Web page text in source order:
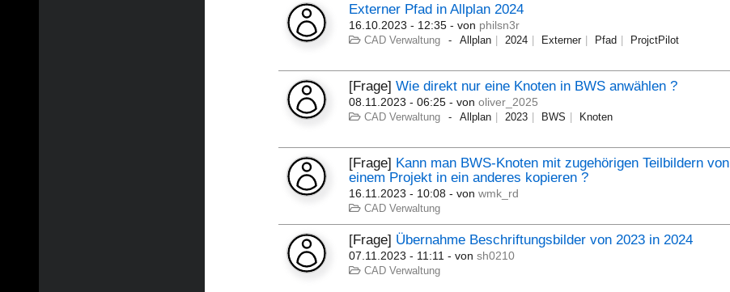
Externer Pfad in Allplan 2024
16.10.2023 - 12:35 - von philsn3r
CAD Verwaltung Allplan 2024 Externer Pfad ProjctPilot
[Frage]Wie direkt nur eine Knoten in BWS anwählen ?
08.11.2023 - 06:25 - vonoliver_2025
CAD Verwaltung Allplan 2023 BWS Knoten
[Frage] Kann man BWS-Knoten mit zugehörigen Teilbildern von
einem Projekt in ein anderes kopieren ?
16.11.2023 - 10:08 - vonwmk_rd
CAD Verwaltung
[Frage] Übernahme Beschriftungsbilder von 2023 in 2024
07.11.2023 - 11:11 - vonsh0210
CAD Verwaltung